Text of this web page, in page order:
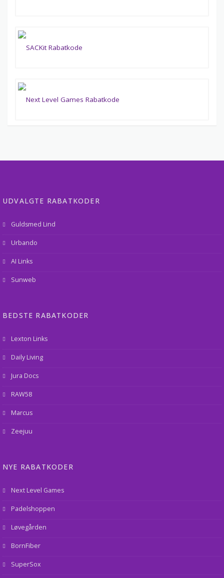
UDVALGTE RABATKODER
Guldsmed Lind
Urbando
AI Links
Sunweb
BEDSTE RABATKODER
Lexton Links
Daily Living
Jura Docs
RAW58
Marcus
Zeejuu
NYE RABATKODER
Next Level Games
Padelshoppen
Løvegården
BornFiber
SuperSox